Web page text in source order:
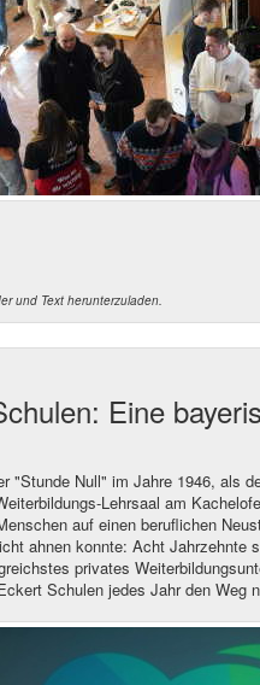
und Text herunterzuladen.
Eine
"Stunde Null" im Jahre 1946, als
Lehrsaal am
auf einen beruflichen
ahnen konnte: Acht
privates
Schulen jedes Jahr den Weg